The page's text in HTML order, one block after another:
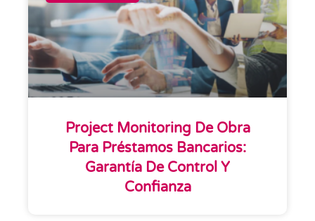
Project Monitoring De Obra
Para Préstamos Bancarios:
Garantía De Control Y
Confianza